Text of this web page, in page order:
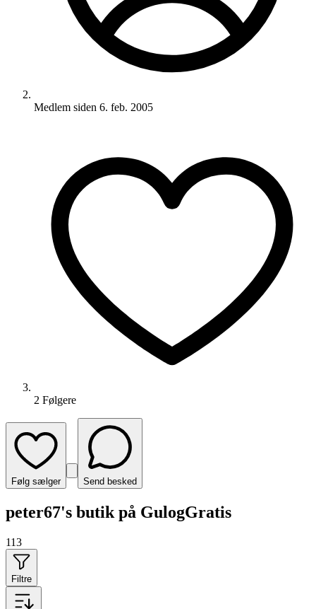
Medlem siden 6. feb. 2005
2 Følgere
Følg sælger Send besked
peter67's butik på GulogGratis
113
Filtre